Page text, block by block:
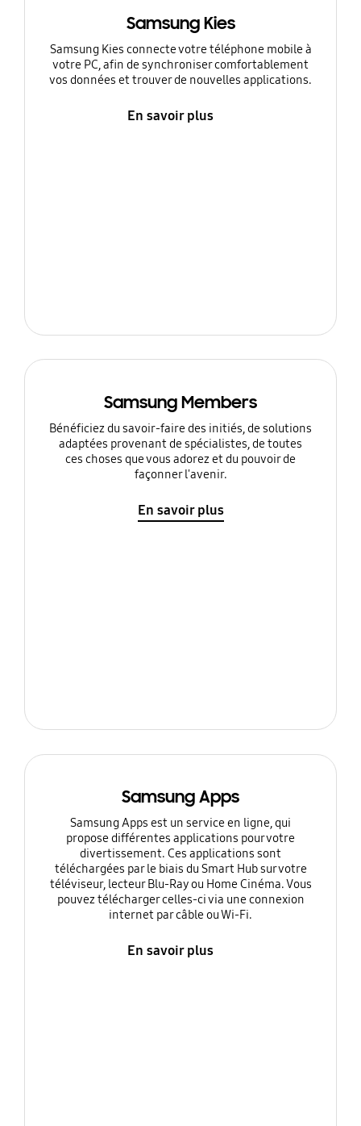
Samsung Kies
Samsung Kies connecte votre téléphone mobile à
votre PC, afin de synchroniser comfortablement
vos données et trouver de nouvelles applications.
En savoir plus
Samsung Members
Bénéficiez du savoir-faire des initiés, de solutions
adaptées provenant de spécialistes, de toutes
ces choses que vous adorez et du pouvoir de
façonner l'avenir.
En savoir plus
Samsung Apps
Samsung Apps est un service en ligne, qui
propose différentes applications pour votre
divertissement. Ces applications sont
téléchargées par le biais du Smart Hub sur votre
téléviseur, lecteur Blu-Ray ou Home Cinéma. Vous
pouvez télécharger celles-ci via une connexion
internet par câble ou Wi-Fi.
En savoir plus